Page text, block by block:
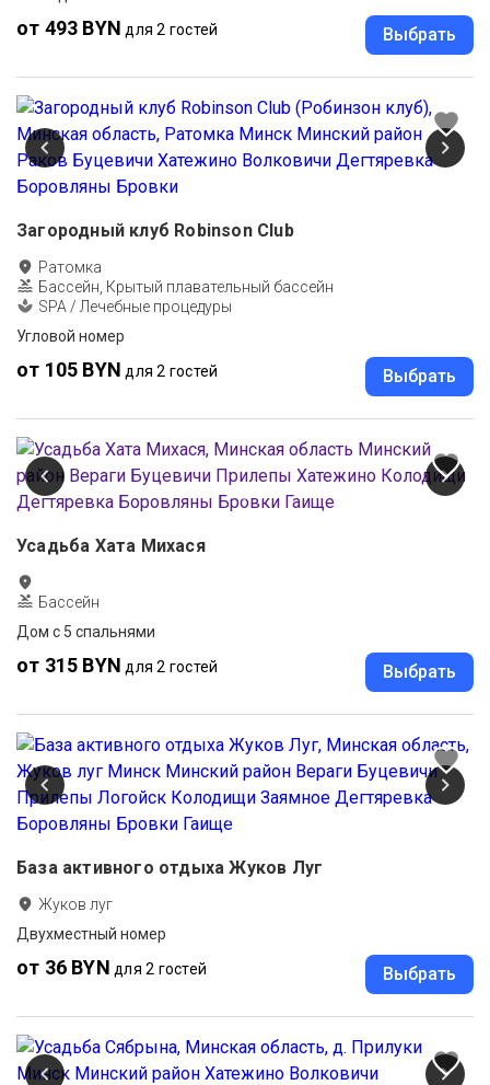
от 493 BYN для 2 гостей Выбрать
Загородный клуб Robinson Club
Ратомка
Бассейн, Крытый плавательный бассейн
SPA / Лечебные процедуры
Угловой номер
от 105 BYN для 2 гостей Выбрать
Усадьба Хата Михася
Бассейн
Дом с 5 спальнями
от 315 BYN для 2 гостей Выбрать
База активного отдыха Жуков Луг
Жуков луг
Двухместный номер
от 36 BYN для 2 гостей Выбрать